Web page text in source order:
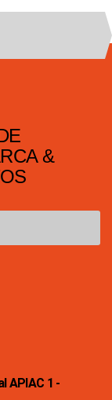
&
APIAC 1 -